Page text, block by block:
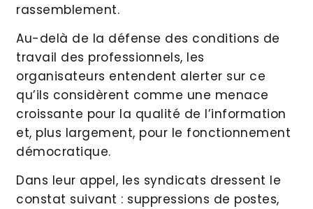
rassemblement.
Au-delà de la défense des conditions de
travail des professionnels, les
organisateurs entendent alerter sur ce
qu’ils considèrent comme une menace
croissante pour la qualité de l’information
et, plus largement, pour le fonctionnement
démocratique.
Dans leur appel, les syndicats dressent le
constat suivant : suppressions de postes,